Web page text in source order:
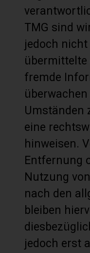
TMG sind
jedoch
übermittelte
fremde
Umständen
eine
hinweisen.
Entfernung
Nutzung
nach den
bleiben
jedoch erst